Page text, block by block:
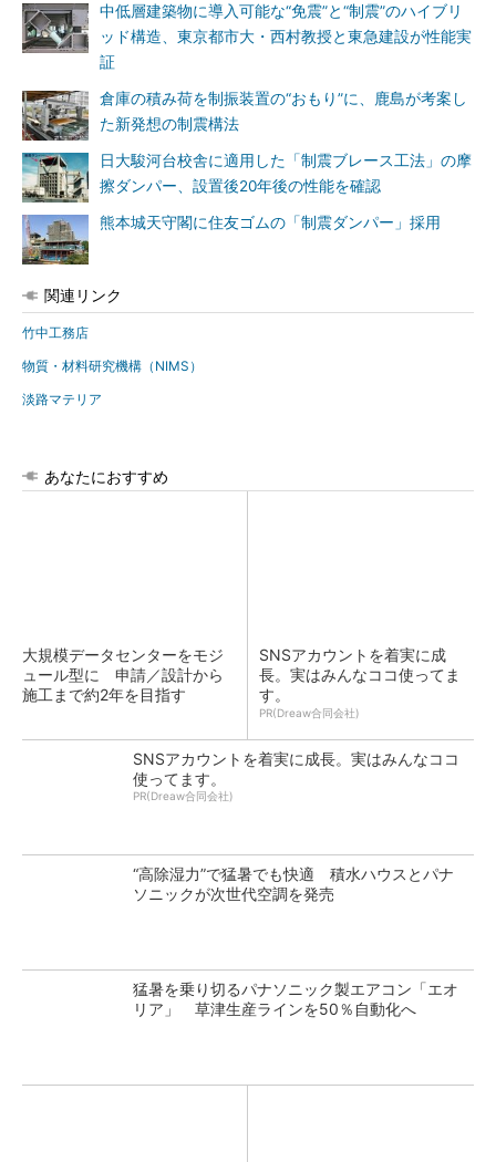
中低層建築物に導入可能な“免震”と“制震”のハイブリ
ッド構造、東京都市大・西村教授と東急建設が性能実
証
倉庫の積み荷を制振装置の“おもり”に、鹿島が考案し
た新発想の制震構法
日大駿河台校舎に適用した「制震ブレース工法」の摩
擦ダンパー、設置後20年後の性能を確認
熊本城天守閣に住友ゴムの「制震ダンパー」採用
関連リンク
竹中工務店
物質・材料研究機構（NIMS）
淡路マテリア
あなたにおすすめ
大規模データセンターをモジ
ュール型に 申請／設計から
施工まで約2年を目指す
SNSアカウントを着実に成
長。実はみんなココ使ってま
す。
PR(Dreaw合同会社)
SNSアカウントを着実に成長。実はみんなココ
使ってます。
PR(Dreaw合同会社)
“高除湿力”で猛暑でも快適 積水ハウスとパナ
ソニックが次世代空調を発売
猛暑を乗り切るパナソニック製エアコン「エオ
リア」 草津生産ラインを50％自動化へ